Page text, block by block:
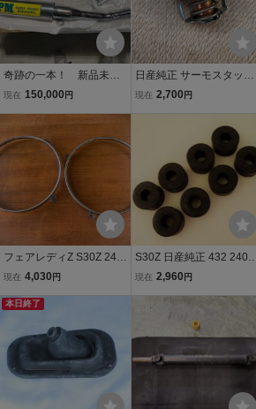
奇跡の一本！ 新品未使
用 RPM マフラー カ
ホンダ P管 RPM管
現在 150,000 円
日産純正 サーモスタット
76.5℃ フェアレディZ S3
ンメリ S130Z ダットサン
現在 2,700 円
フェアレディZ S30Z 240
ZG 日産純正 ヘッドライ
32 PS30 PZ Gノーズ L型
ne Parts 億兆雲
現在 4,030 円
S30Z 日産純正 432 240Z
G フロント用 スタビ ブッ
24 L28 Gノーズ スタビラ
イザーリンク L20 S30 L6
S20 億兆雲
現在 2,960 円
本日終了